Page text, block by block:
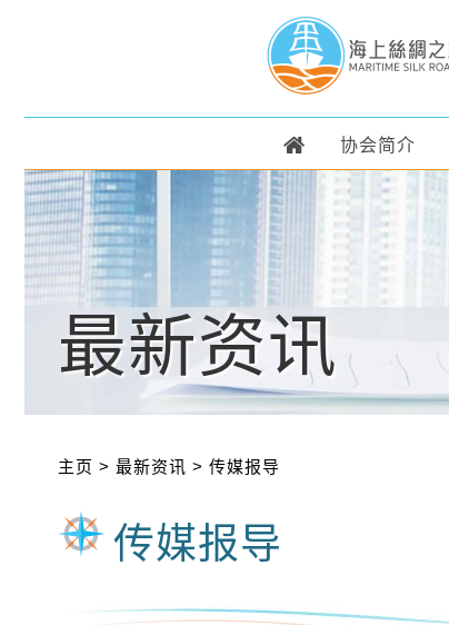
协会简介
最新资讯
主页 > 最新资讯 > 传媒报导
传媒报导